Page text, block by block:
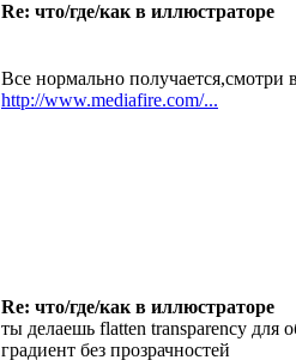
Re: что/где/как в иллюстраторе
Все нормально получается,смотри
http://www.mediafire.com/...
Re: что/где/как в иллюстраторе
ты делаешь flatten transparency для
градиент без прозрачностей